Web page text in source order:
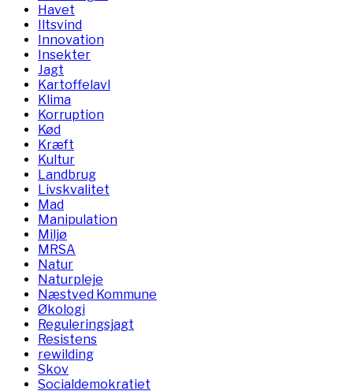
Havet
Iltsvind
Innovation
Insekter
Jagt
Kartoffelavl
Klima
Korruption
Kød
Kræft
Kultur
Landbrug
Livskvalitet
Mad
Manipulation
Miljø
MRSA
Natur
Naturpleje
Næstved Kommune
Økologi
Reguleringsjagt
Resistens
rewilding
Skov
Socialdemokratiet